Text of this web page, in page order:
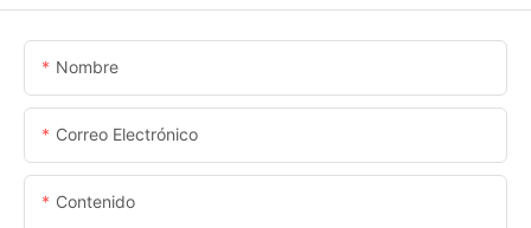
Nombre
Correo Electrónico
Contenido